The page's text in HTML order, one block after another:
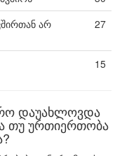
არ
27
15
დაუახლოვდა
თუ ურთიერთობა